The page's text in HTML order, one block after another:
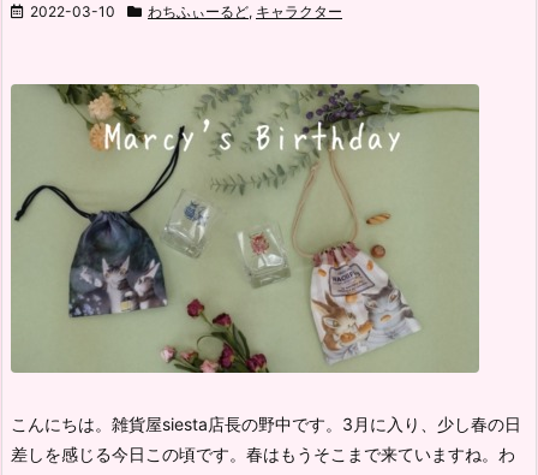
2022-03-10 わちふぃーるど, キャラクター
こんにちは。雑貨屋siesta店長の野中です。 3月に入り、少し春の日
差しを感じる今日この頃です。 春はもうそこまで来ていますね。 わ